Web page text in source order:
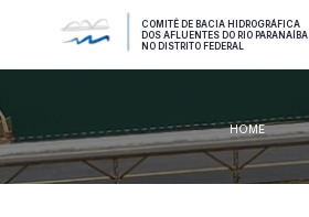
COMITÊ DE BACIA HIDROGRÁFICA
DOS AFLUENTES DO RIO PARANAÍBA
NO DISTRITO FEDERAL
HOME